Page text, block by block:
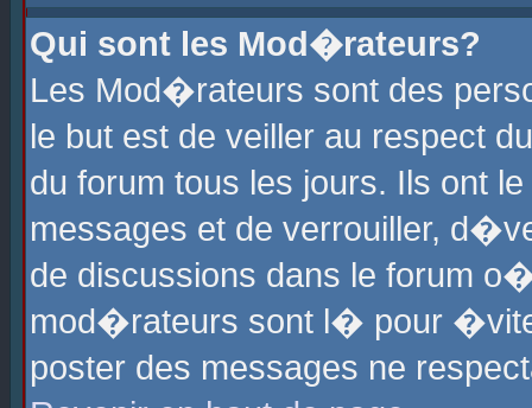
Qui sont les Mod�rateurs?
Les Mod�rateurs sont des
le but est de veiller au respect
du forum tous les jours. Ils ont
messages et de verrouiller,
de discussions dans le forum
mod�rateurs sont l� pour
poster des messages ne